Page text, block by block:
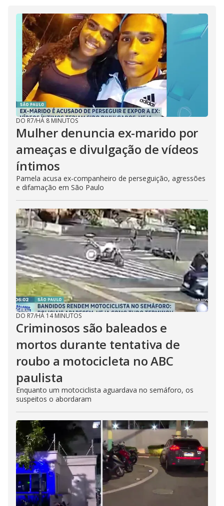
DO R7/HÁ 8 MINUTOS
Mulher denuncia ex-marido por
ameaças e divulgação de vídeos
íntimos
Pamela acusa ex-companheiro de perseguição, agressões
e difamação em São Paulo
DO R7/HÁ 14 MINUTOS
Criminosos são baleados e
mortos durante tentativa de
roubo a motocicleta no ABC
paulista
Enquanto um motociclista aguardava no semáforo, os
suspeitos o abordaram